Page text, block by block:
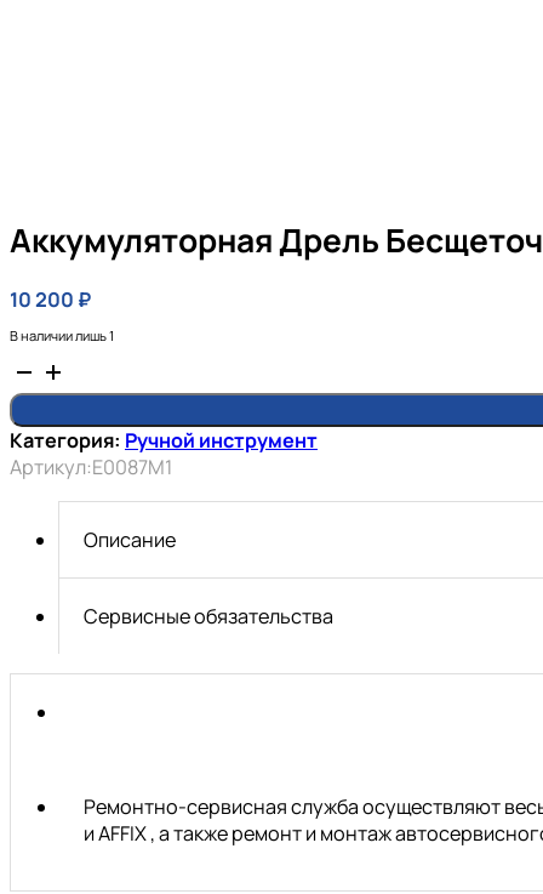
Аккумуляторная Дрель
10 200 ₽
В наличии лишь 1
Количество
товара
Аккумуляторная
дрель
бесщеточная
ударная
Profipower
(Li-
90Нм,
Категория: Ручной инструмент
Артикул:E0087M1
Описание
Сервисные обязательства
Ремонтно-сервисная служба осуществляют
и AFFIX , а также ремонт и монтаж